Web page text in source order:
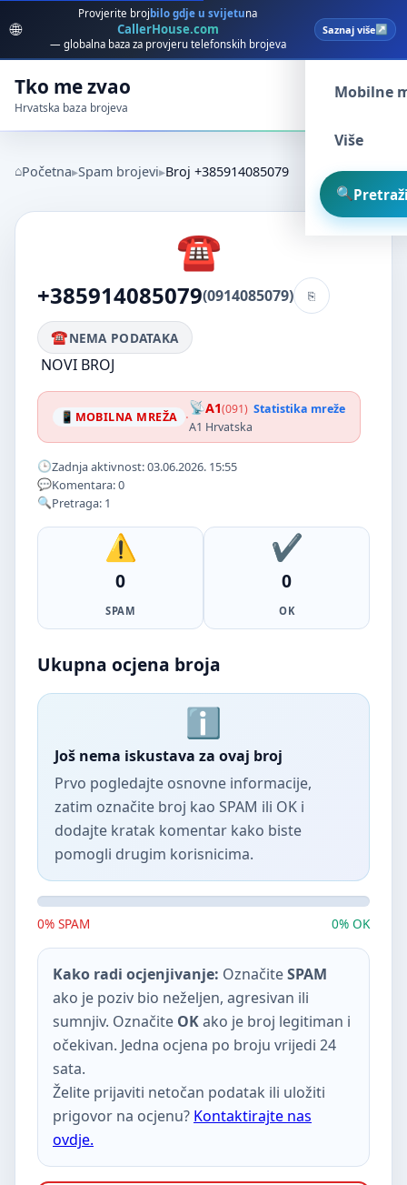
🌐
Provjerite broj bilo gdje u svijetuna
CallerHouse.com
— globalna baza za provjeru telefonskih brojeva
Saznaj više
Tko me zvao
Hrvatska baza brojeva
Spam
Mobilne
Više
Početna Spam brojevi Broj +385914085079
+385914085079(0914085079)
NEMA PODATAKA
NOVI BROJ
MOBILNA MREŽA · A1(091) Statistika mreže
A1 Hrvatska
Zadnja aktivnost: 03.06.2026. 15:55
Komentara: 0
Pretraga: 1
0
SPAM
0
OK
Ukupna ocjena broja
Još nema iskustava za ovaj broj
Prvo pogledajte osnovne informacije,
zatim označite broj kao SPAM ili OK i
dodajte kratak komentar kako biste
pomogli drugim korisnicima.
0% SPAM 0% OK
Kako radi ocjenjivanje: OznačiteSPAM
ako je poziv bio neželjen, agresivan ili
sumnjiv. Označite OKako je broj legitiman i
očekivan. Jedna ocjena po broju vrijedi 24
sata.
Želite prijaviti netočan podatak ili uložiti
prigovor na ocjenu? Kontaktirajte nas
ovdje.